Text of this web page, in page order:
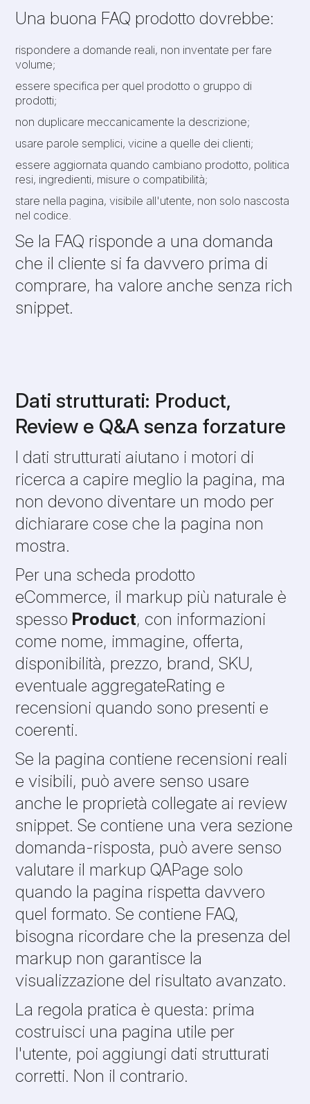
Una buona FAQ prodotto dovrebbe:
rispondere a domande reali, non inventate per fare
volume;
essere specifica per quel prodotto o gruppo di
prodotti;
non duplicare meccanicamente la descrizione;
usare parole semplici, vicine a quelle dei clienti;
essere aggiornata quando cambiano prodotto, politica
resi, ingredienti, misure o compatibilità;
stare nella pagina, visibile all'utente, non solo nascosta
nel codice.
Se la FAQ risponde a una domanda
che il cliente si fa davvero prima di
comprare, ha valore anche senza rich
snippet.
Dati strutturati: Product,
Review e Q&A senza forzature
I dati strutturati aiutano i motori di
ricerca a capire meglio la pagina, ma
non devono diventare un modo per
dichiarare cose che la pagina non
mostra.
Per una scheda prodotto
eCommerce, il markup più naturale è
spesso Product, con informazioni
come nome, immagine, offerta,
disponibilità, prezzo, brand, SKU,
eventuale aggregateRating e
recensioni quando sono presenti e
coerenti.
Se la pagina contiene recensioni reali
e visibili, può avere senso usare
anche le proprietà collegate ai review
snippet. Se contiene una vera sezione
domanda-risposta, può avere senso
valutare il markup QAPage solo
quando la pagina rispetta davvero
quel formato. Se contiene FAQ,
bisogna ricordare che la presenza del
markup non garantisce la
visualizzazione del risultato avanzato.
La regola pratica è questa: prima
costruisci una pagina utile per
l'utente, poi aggiungi dati strutturati
corretti. Non il contrario.